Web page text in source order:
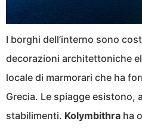
I borghi dell’interno sono
decorazioni architettoniche
locale di marmorari che ha
Grecia. Le spiagge esistono,
stabilimenti. Kolymbithra ha